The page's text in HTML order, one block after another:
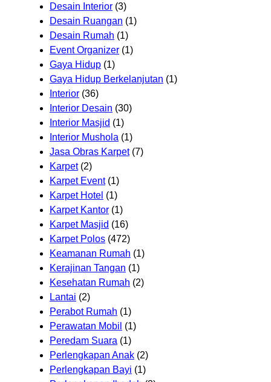
Desain Interior (3)
Desain Ruangan (1)
Desain Rumah (1)
Event Organizer (1)
Gaya Hidup (1)
Gaya Hidup Berkelanjutan (1)
Interior (36)
Interior Desain (30)
Interior Masjid (1)
Interior Mushola (1)
Jasa Obras Karpet(7)
Karpet(2)
Karpet Event(1)
Karpet Hotel (1)
Karpet Kantor (1)
Karpet Masjid (16)
Karpet Polos (472)
Keamanan Rumah (1)
Kerajinan Tangan (1)
Kesehatan Rumah (2)
Lantai (2)
Perabot Rumah (1)
Perawatan Mobil (1)
Peredam Suara (1)
Perlengkapan Anak (2)
Perlengkapan Bayi (1)